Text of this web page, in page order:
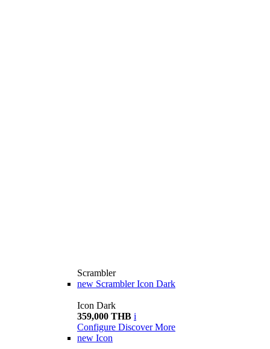
Scrambler
new Scrambler Icon Dark
Icon Dark
359,000 THB i
Configure Discover More
new Icon